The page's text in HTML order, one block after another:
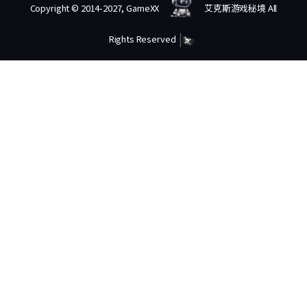
Copyright © 2014-2027, GameXX 艾克斯游戏秘境 All
Rights Reserved